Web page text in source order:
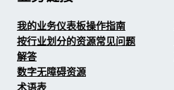
我的业务仪表板操作指南
按行业划分的资源常见问题
解答
数字无障碍资源
术语表